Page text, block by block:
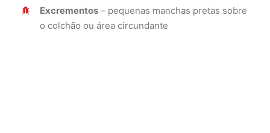
Excrementos – pequenas manchas pretas sobre
o colchão ou área circundante